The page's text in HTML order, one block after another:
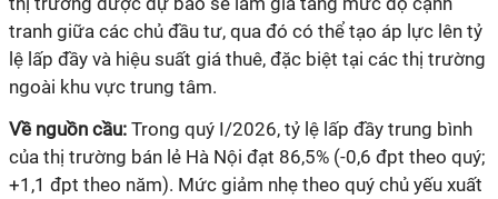
tranh giữa các chủ đầu tư, qua đó có thể tạo áp lực lên tỷ
lệ lấp đầy và hiệu suất giá thuê, đặc biệt tại các thị trường
ngoài khu vực trung tâm.
Về nguồn cầu: Trong quý I/2026, tỷ lệ lấp đầy trung bình
của thị trường bán lẻ Hà Nội đạt 86,5% (-0,6 đpt theo quý;
+1,1 đpt theo năm). Mức giảm nhẹ theo quý chủ yếu xuất